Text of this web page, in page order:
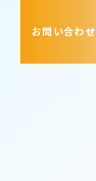
お問い合わせ